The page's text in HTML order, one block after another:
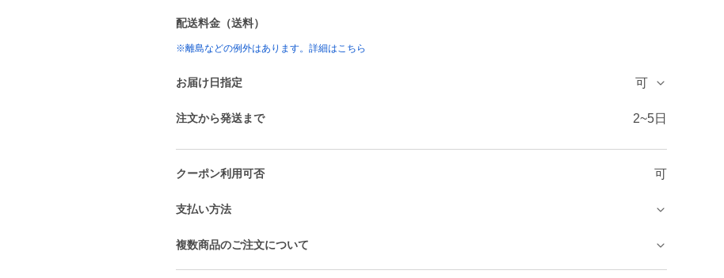
配送料金（送料）
※離島などの例外はあります。詳細はこちら
お届け日指定 可
注文から発送まで 2~5日
クーポン利用可否 可
支払い方法
複数商品のご注文について